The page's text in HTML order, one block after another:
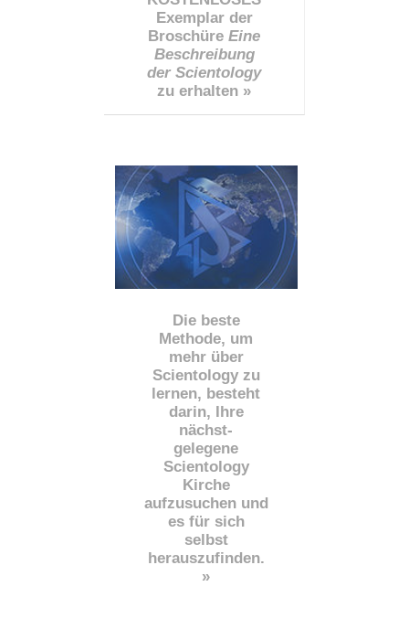
Exemplar der
Broschüre Eine
Beschreibung
der Scientology
zu erhalten »
Die beste
Methode, um
mehr über
Scientology zu
lernen, besteht
darin, Ihre
nächst-
gelegene
Scientology
Kirche
aufzusuchen und
es für sich
selbst
herauszufinden.
»